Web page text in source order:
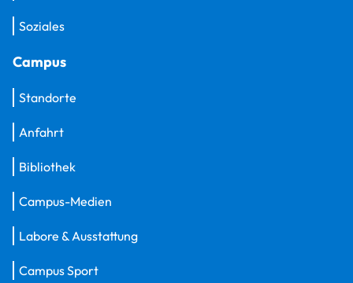
Soziales
Campus
Standorte
Anfahrt
Bibliothek
Campus-Medien
Labore & Ausstattung
Campus Sport